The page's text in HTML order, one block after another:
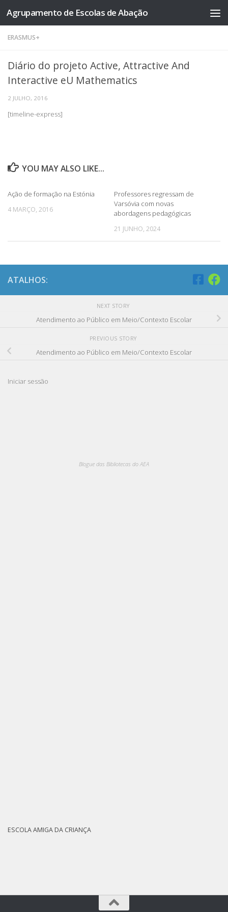
Skip to content
Agrupamento de Escolas de Abação
ERASMUS+
Diário do projeto Active, Attractive And
Interactive eU Mathematics
2 JULHO, 2016
[timeline-express]
YOU MAY ALSO LIKE...
Ação de formação na Estónia
4 MARÇO, 2016
Professores regressam de
Varsóvia com novas
abordagens pedagógicas
21 JUNHO, 2024
ATALHOS:
NEXT STORY
Atendimento ao Público em Meio/Contexto Escolar
PREVIOUS STORY
Atendimento ao Público em Meio/Contexto Escolar
Iniciar sessão
Blogue das Bibliotecas do AEA
ESCOLA AMIGA DA CRIANÇA